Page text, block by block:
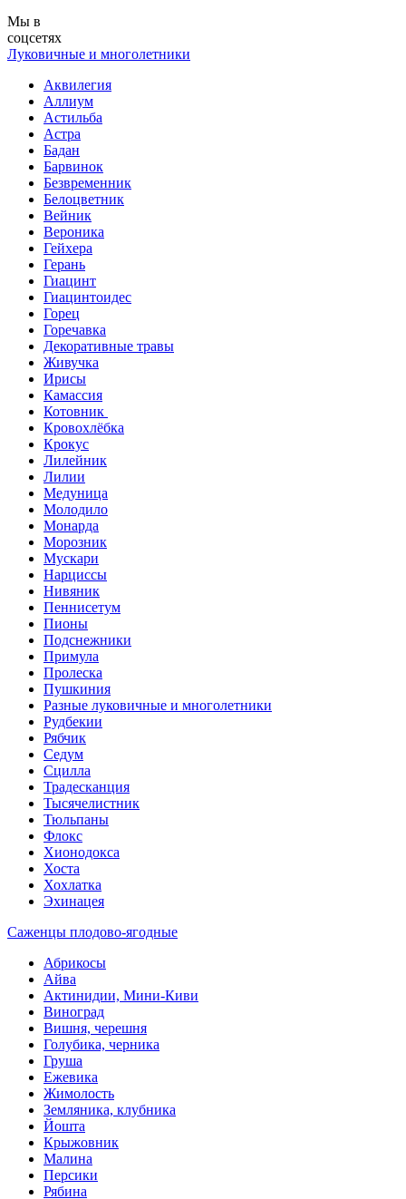
Мы в
соцсетях
Луковичные и многолетники
Аквилегия
Аллиум
Астильба
Астра
Бадан
Барвинок
Безвременник
Белоцветник
Вейник
Вероника
Гейхера
Герань
Гиацинт
Гиацинтоидес
Горец
Горечавка
Декоративные травы
Живучка
Ирисы
Камассия
Котовник
Кровохлёбка
Крокус
Лилейник
Лилии
Медуница
Молодило
Монарда
Морозник
Мускари
Нарциссы
Нивяник
Пеннисетум
Пионы
Подснежники
Примула
Пролеска
Пушкиния
Разные луковичные и многолетники
Рудбекии
Рябчик
Седум
Сцилла
Традесканция
Тысячелистник
Тюльпаны
Флокс
Хионодокса
Хоста
Хохлатка
Эхинацея
Саженцы плодово-ягодные
Абрикосы
Айва
Актинидии, Мини-Киви
Виноград
Вишня, черешня
Голубика, черника
Груша
Ежевика
Жимолость
Земляника, клубника
Йошта
Крыжовник
Малина
Персики
Рябина